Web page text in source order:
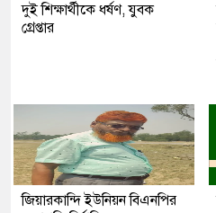
দুই শিক্ষার্থীকে ধর্ষণ, যুবক
গ্রেপ্তার
জিয়ারকান্দি ইউনিয়ন বিএনপির